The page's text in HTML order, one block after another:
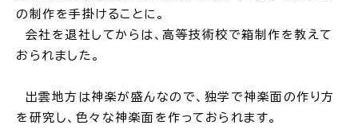
高齢者・介護 病気・ケガ
おくやみ
の制作を手掛けることに。
会社を退社してからは、高等技術校で箱制作を教えて
おられました。
出雲地方は神楽が盛んなので、独学で神楽面の作り方
を研究し、色々な神楽面を作っておられます。